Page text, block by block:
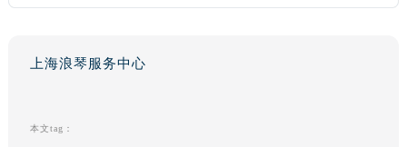
上海浪琴服务中心
本文tag：